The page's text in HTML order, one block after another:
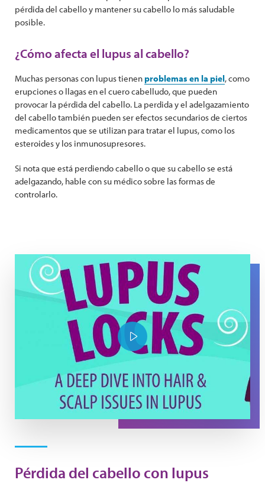
pérdida del cabello y mantener su cabello lo más saludable
posible.
¿Cómo afecta el lupus al cabello?
Muchas personas con lupus tienenproblemas en la piel, como
erupciones o llagas en el cuero cabelludo, que pueden
provocar la pérdida del cabello. La perdida y el adelgazamiento
del cabello también pueden ser efectos secundarios de ciertos
medicamentos que se utilizan para tratar el lupus, como los
esteroides y los inmunosupresores.
Si nota que está perdiendo cabello o que su cabello se está
adelgazando, hable con su médico sobre las formas de
controlarlo.
YouTube Thumbnail Lupus Locks
Play Video
Pérdida del cabello con lupus